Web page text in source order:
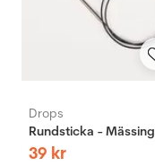
Drops
Rundsticka - Mässing
39 kr